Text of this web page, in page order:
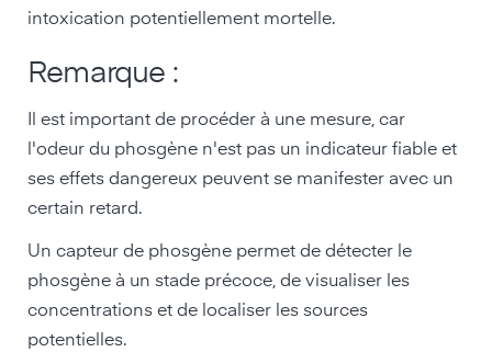
intoxication potentiellement mortelle.
Remarque :
Il est important de procéder à une mesure, car
l'odeur du phosgène n'est pas un indicateur fiable et
ses effets dangereux peuvent se manifester avec un
certain retard.
Un capteur de phosgène permet de détecter le
phosgène à un stade précoce, de visualiser les
concentrations et de localiser les sources
potentielles.